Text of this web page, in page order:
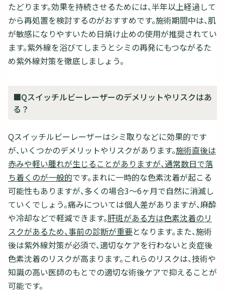
たどります。効果を持続させるためには、半年以上経過して
から再処置を検討するのがおすすめです。施術期間中は、肌
が敏感になりやすいため日焼け止めの使用が推奨されてい
ます。紫外線を浴びてしまうとシミの再発にもつながるた
め紫外線対策を徹底しましょう。
■Qスイッチルビーレーザーのデメリットやリスクはあ
る？
Qスイッチルビーレーザーはシミ取りなどに効果的です
が、いくつかのデメリットやリスクがあります。施術直後は
赤みや軽い腫れが生じることがありますが、通常数日で落
ち着くのが一般的です。まれに一時的な色素沈着が起こる
可能性もありますが、多くの場合3〜6ヶ月で自然に消滅し
ていくでしょう。痛みについては個人差がありますが、麻酔
や冷却などで軽減できます。肝斑がある方は色素沈着のリ
スクがあるため、事前の診断が重要となります。また、施術
後は紫外線対策が必須で、適切なケアを行わないと炎症後
色素沈着のリスクが高まります。これらのリスクは、技術や
知識の高い医師のもとでの適切な術後ケアで抑えることが
可能です。